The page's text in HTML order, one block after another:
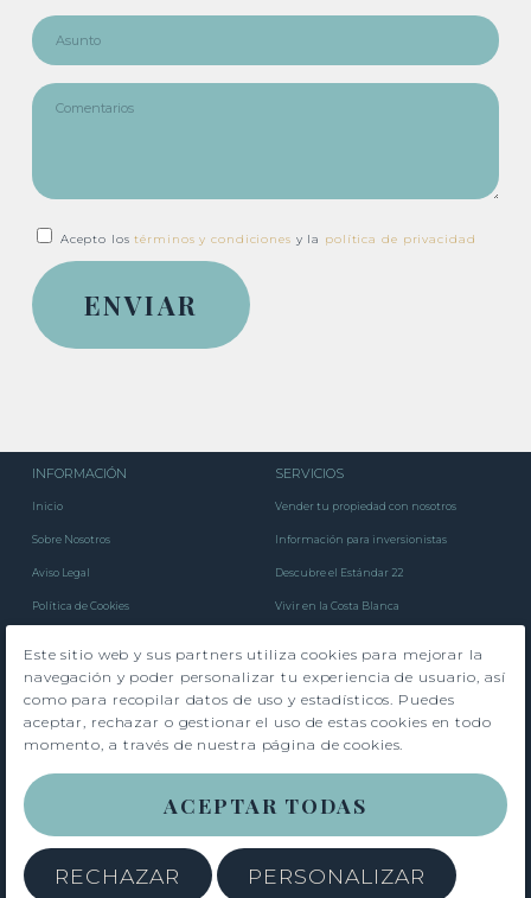
Acepto lostérminos y condiciones y la política de privacidad
INFORMACIÓN
Inicio
Sobre Nosotros
Aviso Legal
Política de Cookies
Contacto
SERVICIOS
Vender tu propiedad con nosotros
Información para inversionistas
Descubre el Estándar 22
Vivir en la Costa Blanca
PROPIEDADES EN ALICANTE
Villas con piscina privada en Alicante
Pisos en venta en Benidorm
Apartamentos en primera línea de playa en Benidorm
Este sitio web y sus partners utiliza cookies para mejorar la
navegación y poder personalizar tu experiencia de usuario, así
como para recopilar datos de uso y estadísticos. Puedes
aceptar, rechazar o gestionar el uso de estas cookies en todo
momento, a través de nuestra página de cookies.
ACEPTAR TODAS
RECHAZAR PERSONALIZAR